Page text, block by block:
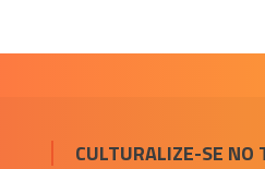
CULTURALIZE-SE NO